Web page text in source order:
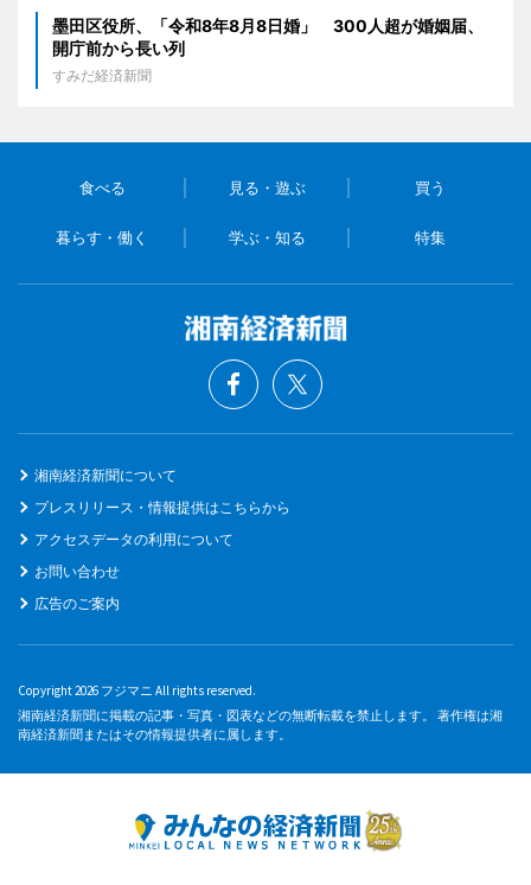
墨田区役所、「令和8年8月8日婚」 300人超が婚姻届、
開庁前から長い列
すみだ経済新聞
食べる 見る・遊ぶ 買う
暮らす・働く 学ぶ・知る 特集
湘南経済新聞について
プレスリリース・情報提供はこちらから
アクセスデータの利用について
お問い合わせ
広告のご案内
Copyright 2026 フジマニ All rights reserved.
湘南経済新聞に掲載の記事・写真・図表などの無断転載を禁止します。 著作権は湘
南経済新聞またはその情報提供者に属します。